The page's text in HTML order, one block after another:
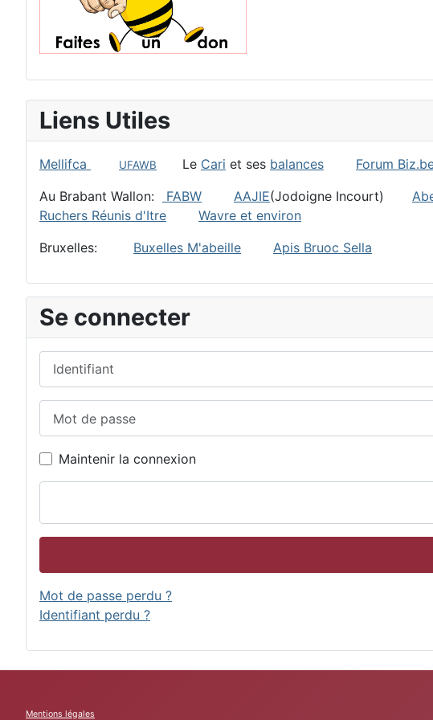
Liens Utiles
Mellifca UFAWB Le Cari et ses balances Forum
Au Brabant Wallon:
FABW AAJIE(Jodoigne Incourt)
Ruchers Réunis d'Itre
Wavre et environ
Bruxelles: Buxelles M'abeille Apis Bruoc Sella
Se connecter
Maintenir la connexion
Mot de passe perdu ?
Identifiant perdu ?
Mentions légales